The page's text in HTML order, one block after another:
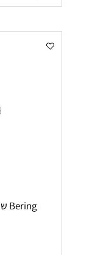
Bering שעון ברינג לאישה דגם 14539-604